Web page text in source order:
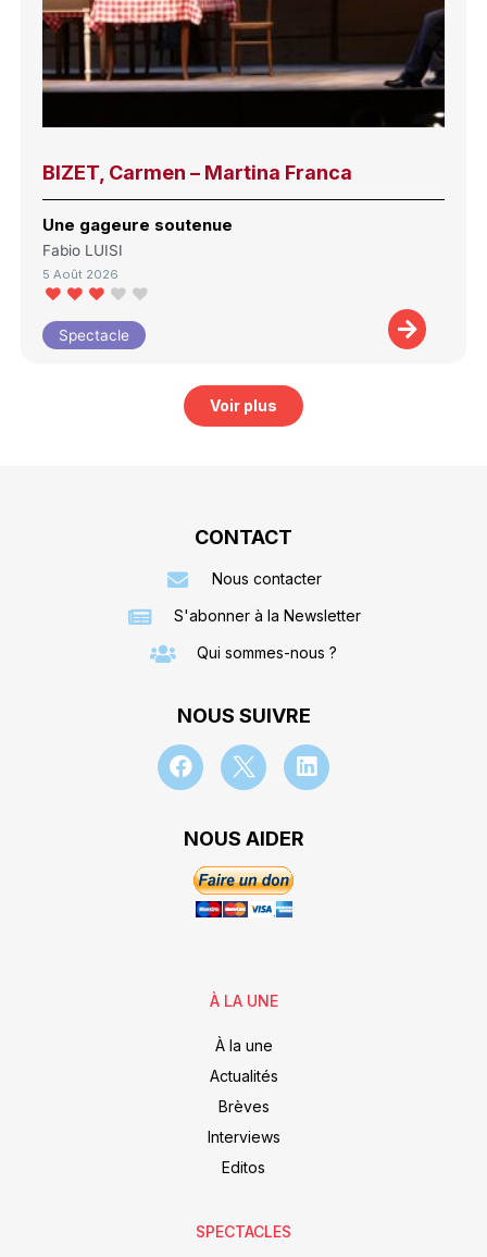
BIZET, Carmen – Martina Franca
Une gageure soutenue
Fabio LUISI
5 Août 2026
Spectacle
Voir plus
CONTACT
Nous contacter
S'abonner à la Newsletter
Qui sommes-nous ?
NOUS SUIVRE
NOUS AIDER
À LA UNE
À la une
Actualités
Brèves
Interviews
Editos
SPECTACLES